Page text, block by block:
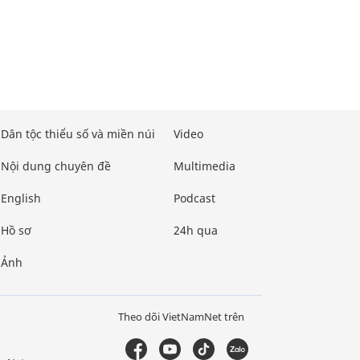
Dân tộc thiểu số và miền núi
Nội dung chuyên đề
English
Hồ sơ
Ảnh
Video
Multimedia
Podcast
24h qua
Theo dõi VietNamNet trên